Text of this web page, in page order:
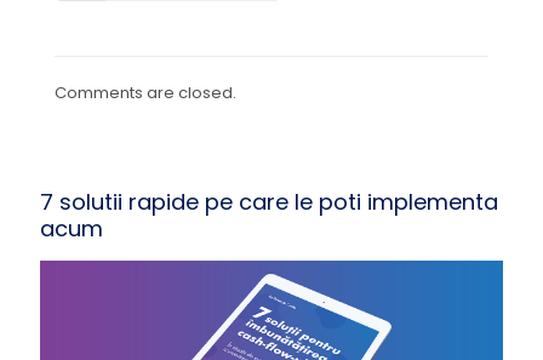
Comments are closed.
7 solutii rapide pe care le poti implementa
acum